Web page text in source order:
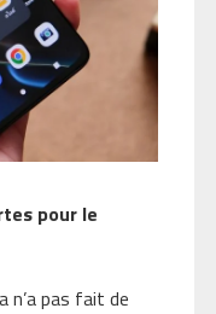
pour le
pas fait de